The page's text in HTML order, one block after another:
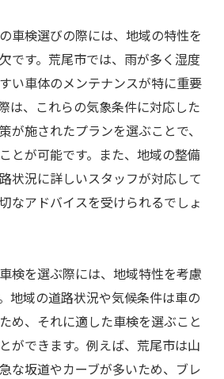
車検選びの際には、地域の特性を
です。荒尾市では、雨が多く湿度
い車体のメンテナンスが特に重要
は、これらの気象条件に対応した
が施されたプランを選ぶことで、
とが可能です。また、地域の整備
状況に詳しいスタッフが対応して
なアドバイスを受けられるでしょ
検を選ぶ際には、地域特性を考慮
地域の道路状況や気候条件は車の
め、それに適した車検を選ぶこと
ができます。例えば、荒尾市は山
な坂道やカーブが多いため、ブレ